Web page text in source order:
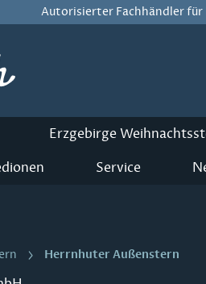
Autorisierter Fachhändler
Erzgebirge
Service
Herrnhuter Außenstern